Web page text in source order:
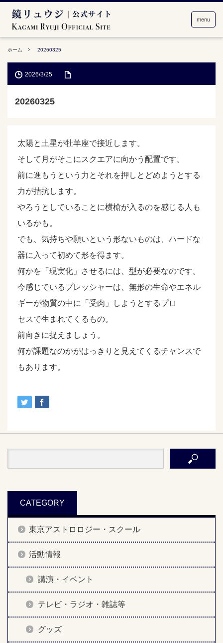
menu
ホーム 20260325
2026/3/25
20260325
太陽と土星が牡羊座で接近します。
そして月がそこにスクエアに向かう配置です。
前に進もうという力とそれを押しとどめようとする
力が拮抗します。
やろうとしていることに横槍が入るのを感じる人も
いるかも。
でも、気持ちや願いという形ないものは、ハードな
器に入って初めて形を得ます。
何かを「現実化」させるには、型が必要なのです。
今感じているプレッシャーは、無形の生命やエネル
ギーが物質の中に「受肉」しようとするプロ
セスで生まれてくるもの。
前向きに捉えましょう。
何が課題なのかがはっきりと見えてくるチャンスで
もあります。
CATEGORY
東京アストロロジー・スクール
活動情報
講演・イベント
テレビ・ラジオ・雑誌等
グッズ